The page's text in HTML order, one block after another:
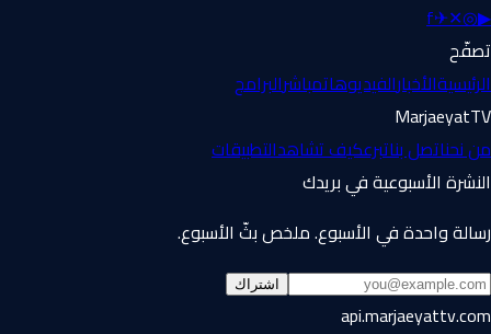
▶
◎
✕
✈
f
تصفّح
الرئيسيةالأخبارالفيديوهاتمباشرالبرامج
MarjaeyatTV
من نحناتصل بناتبرعكيف تشاهدالتطبيقات
النشرة الأسبوعية في بريدك
رسالة واحدة في الأسبوع. ملخص بثّ الأسبوع.
اشتراك
api.marjaeyattv.com